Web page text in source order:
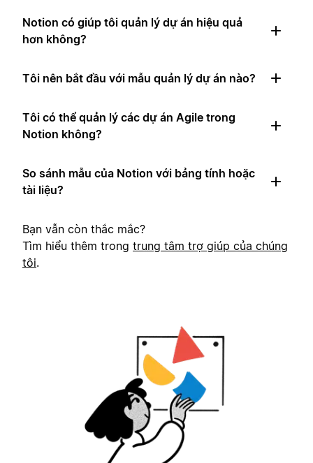
Notion có giúp tôi quản lý dự án hiệu quả
hơn không?
Tôi nên bắt đầu với mẫu quản lý dự án nào?
Tôi có thể quản lý các dự án Agile trong
Notion không?
So sánh mẫu của Notion với bảng tính hoặc
tài liệu?
Bạn vẫn còn thắc mắc?
Tìm hiểu thêm trong trung tâm trợ giúp của chúng
tôi.